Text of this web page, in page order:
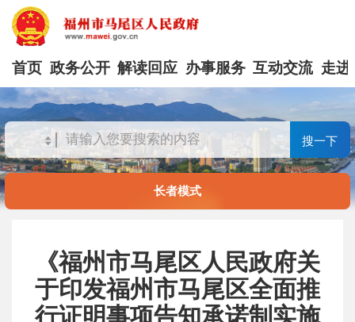
首页 政务公开 解读回应 办事服务 互动交流 走进
搜一下
长者模式
《福州市马尾区人民政府关
于印发福州市马尾区全面推